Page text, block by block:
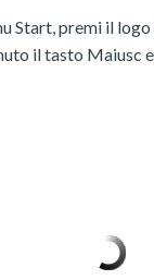
Start, premi il logo
il tasto Maiusc